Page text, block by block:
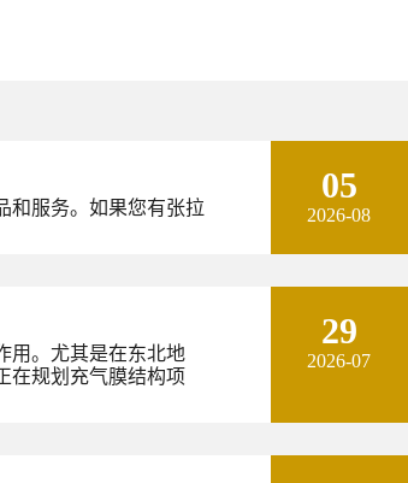
和服务。如果您有张拉
05
2026-08
用。尤其是在东北地
在规划充气膜结构项
29
2026-07